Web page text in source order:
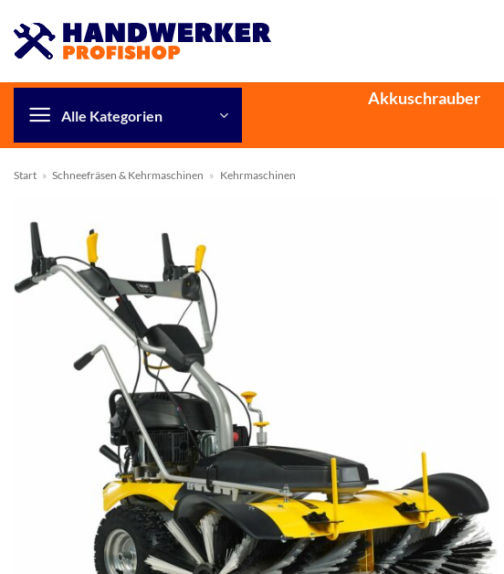
Inhalt
springen
Alle Kategorien
Akkuschrauber
Start » Schneefräsen & Kehrmaschinen » Kehrmaschinen